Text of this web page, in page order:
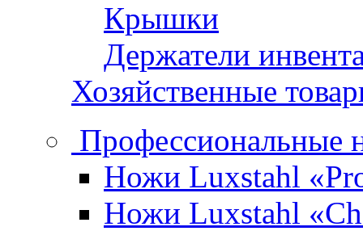
Крышки
Держатели
Хозяйственные
Профессиональные
Ножи Luxstahl
Ножи Luxstahl